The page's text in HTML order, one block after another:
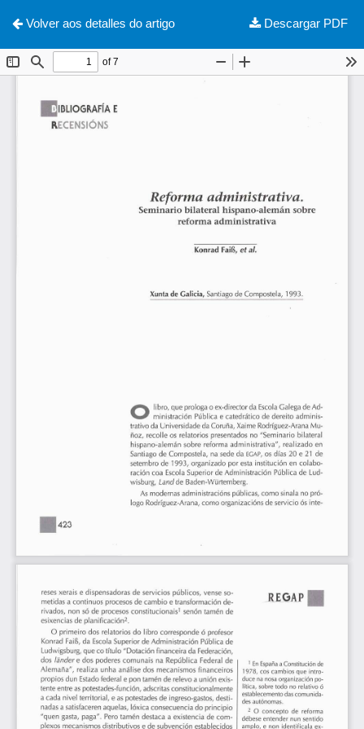
Volver aos detalles do artigo Descargar
Descargar PDF